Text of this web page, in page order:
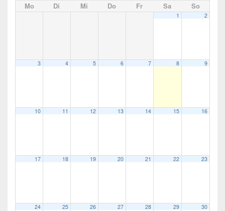
Mo Di Mi Do Fr Sa So
1 2
3 4 5 6 7 8 9
10 11 12 13 14 15 16
17 18 19 20 21 22 23
24 25 26 27 28 29 30